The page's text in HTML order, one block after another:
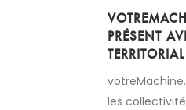
PRÉSENT
les